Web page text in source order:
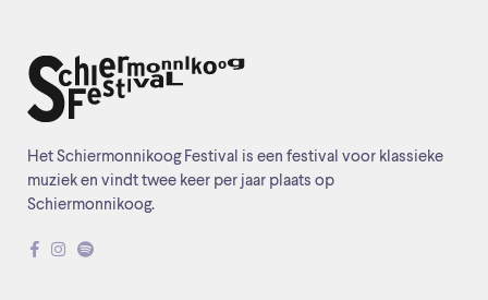
Het Schiermonnikoog Festival is een festival voor klassieke
muziek en vindt twee keer per jaar plaats op
Schiermonnikoog.